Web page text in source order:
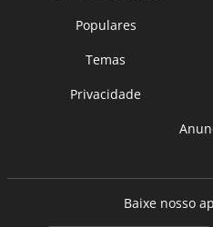
Populares
Temas
Privacidade
Baixe nosso